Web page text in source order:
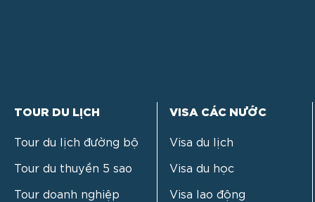
TOUR DU LỊCH
Tour du lịch đường bộ
Tour du thuyền 5 sao
Tour doanh nghiệp
VISA CÁC NƯỚC
Visa du lịch
Visa du học
Visa lao động